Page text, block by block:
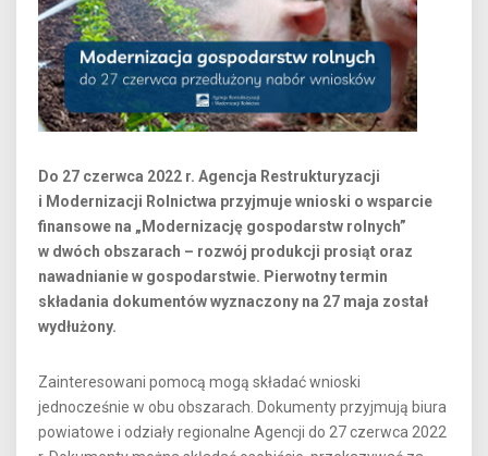
Do 27 czerwca 2022 r. Agencja Restrukturyzacji
i Modernizacji Rolnictwa przyjmuje wnioski o wsparcie
finansowe na „Modernizację gospodarstw rolnych”
w dwóch obszarach – rozwój produkcji prosiąt oraz
nawadnianie w gospodarstwie. Pierwotny termin
składania dokumentów wyznaczony na 27 maja został
wydłużony.
Zainteresowani pomocą mogą składać wnioski
jednocześnie w obu obszarach. Dokumenty przyjmują biura
powiatowe i odziały regionalne Agencji do 27 czerwca 2022